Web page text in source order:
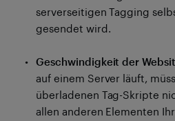
serverseitigen Tagging
gesendet wird.
Geschwindigkeit der
auf einem Server läuft,
überladenen Tag-Skripte
allen anderen Elementen